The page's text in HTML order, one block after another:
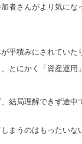
者さんがより気にな
平積みにされてい
とにかく「資産運
結局理解できず途中
まうのはもったい